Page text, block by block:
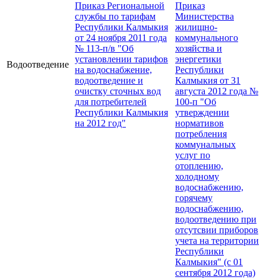
Водоотведение
Приказ Региональной
службы по тарифам
Республики Калмыкия
от 24 ноября 2011 года
№ 113-п/в "Об
установлении тарифов
на водоснабжение,
водоотведение и
очистку сточных вод
для потребителей
Республики Калмыкия
на 2012 год"
Приказ
Министерства
жилищно-
коммунального
хозяйства и
энергетики
Республики
Калмыкия от 31
августа 2012 года №
100-п "Об
утверждении
нормативов
потребления
коммунальных
услуг по
отоплению,
холодному
водоснабжению,
горячему
водоснабжению,
водоотведению при
отсутсвии приборов
учета на территории
Республики
Калмыкия" (с 01
сентября 2012 года)